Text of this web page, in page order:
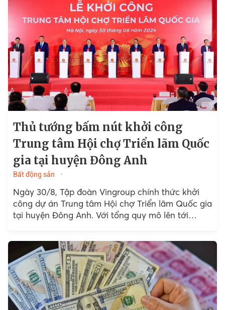
Thủ tướng bấm nút khởi công
Trung tâm Hội chợ Triển lãm Quốc
gia tại huyện Đông Anh
Bất động sản
Ngày 30/8, Tập đoàn Vingroup chính thức khởi
công dự án Trung tâm Hội chợ Triển lãm Quốc gia
tại huyện Đông Anh. Với tổng quy mô lên tới